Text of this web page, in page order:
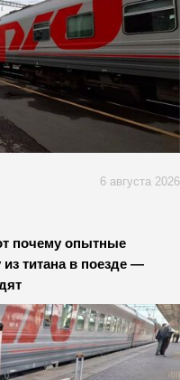
6 августа 2026
почему опытные
титана в поезде —